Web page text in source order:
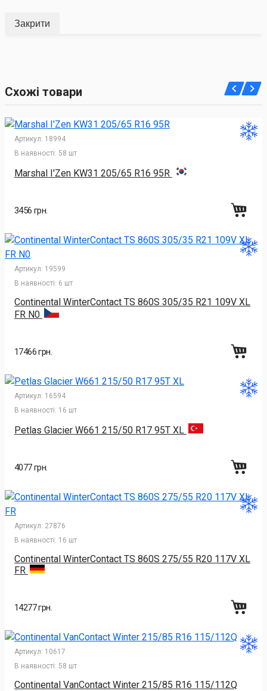
Закрити
Схожі товари
Артикул: 18994
В наявності: 58 шт
Marshal I'Zen KW31 205/65 R16 95R
3456 грн.
Артикул: 19599
В наявності: 6 шт
Continental WinterContact TS 860S 305/35 R21 109V XL
FR N0
17466 грн.
Артикул: 16594
В наявності: 16 шт
Petlas Glacier W661 215/50 R17 95T XL
4077 грн.
Артикул: 27876
В наявності: 16 шт
Continental WinterContact TS 860S 275/55 R20 117V XL
FR
14277 грн.
Артикул: 10617
В наявності: 58 шт
Continental VanContact Winter 215/85 R16 115/112Q